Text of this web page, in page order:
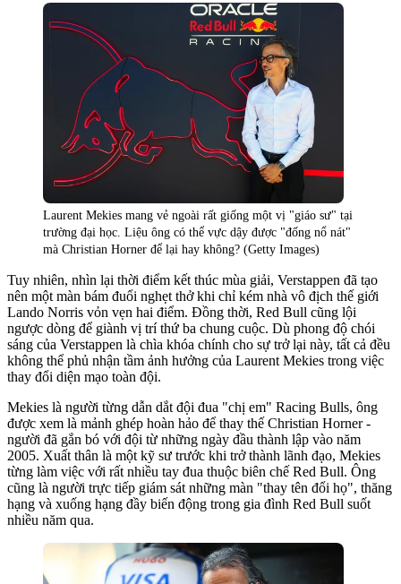
Laurent Mekies mang vẻ ngoài rất giống một vị "giáo sư" tại
trường đại học. Liệu ông có thể vực dậy được "đống nổ nát"
mà Christian Horner để lại hay không? (Getty Images)
Tuy nhiên, nhìn lại thời điểm kết thúc mùa giải, Verstappen đã tạo
nên một màn bám đuổi nghẹt thở khi chỉ kém nhà vô địch thế giới
Lando Norris vỏn vẹn hai điểm. Đồng thời, Red Bull cũng lội
ngược dòng để giành vị trí thứ ba chung cuộc. Dù phong độ chói
sáng của Verstappen là chìa khóa chính cho sự trở lại này, tất cả đều
không thể phủ nhận tầm ảnh hưởng của Laurent Mekies trong việc
thay đổi diện mạo toàn đội.
Mekies là người từng dẫn dắt đội đua "chị em" Racing Bulls, ông
được xem là mảnh ghép hoàn hảo để thay thế Christian Horner -
người đã gắn bó với đội từ những ngày đầu thành lập vào năm
2005. Xuất thân là một kỹ sư trước khi trở thành lãnh đạo, Mekies
từng làm việc với rất nhiều tay đua thuộc biên chế Red Bull. Ông
cũng là người trực tiếp giám sát những màn "thay tên đổi họ", thăng
hạng và xuống hạng đầy biến động trong gia đình Red Bull suốt
nhiều năm qua.